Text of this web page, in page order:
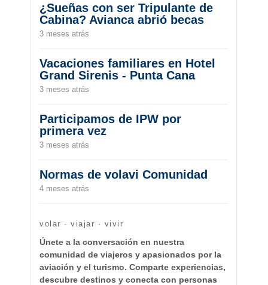
¿Sueñas con ser Tripulante de
Cabina? Avianca abrió becas
3 meses atrás
Vacaciones familiares en Hotel
Grand Sirenis - Punta Cana
3 meses atrás
Participamos de IPW por
primera vez
3 meses atrás
Normas de volavi Comunidad
4 meses atrás
volar · viajar · vivir
Únete a la conversación en nuestra
comunidad de viajeros y apasionados por la
aviación y el turismo. Comparte experiencias,
descubre destinos y conecta con personas